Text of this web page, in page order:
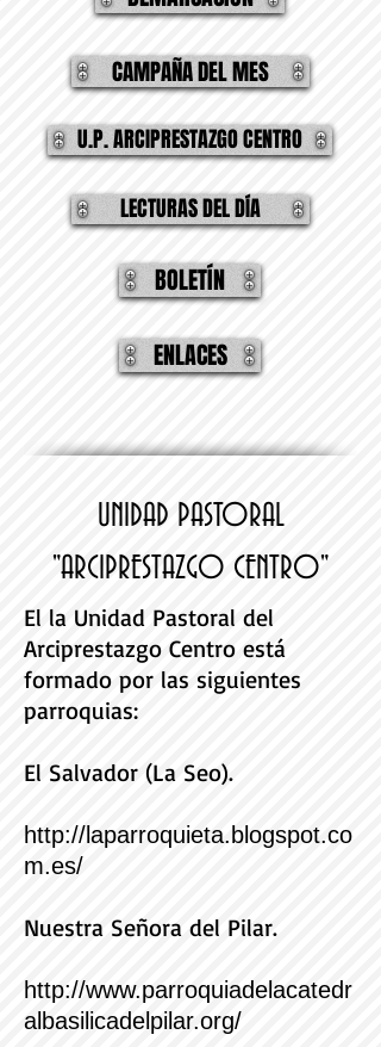
CAMPAÑA DEL MES
U.P. ARCIPRESTAZGO CENTRO
LECTURAS DEL DÍA
BOLETÍN
ENLACES
UNIDAD PASTORAL
"ARCIPRESTAZGO CENTRO"
El la Unidad Pastoral del
Arciprestazgo Centro está
formado por las siguientes
parroquias:
El Salvador (La Seo).
http://laparroquieta.blogspot.co
m.es/
Nuestra Señora del Pilar.
http://www.parroquiadelacatedr
albasilicadelpilar.org/